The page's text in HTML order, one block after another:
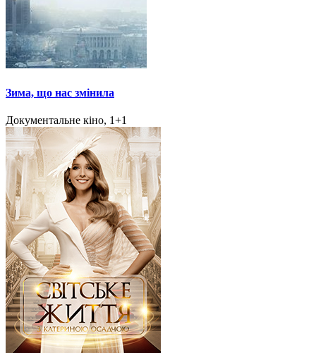
Зима, що нас змінила
Документальне кіно, 1+1